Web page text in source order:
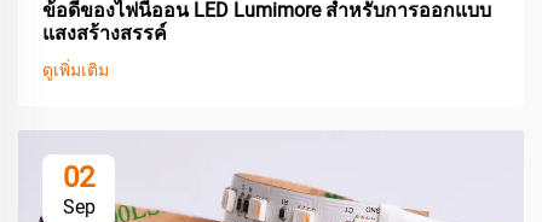
ข้อดีของไฟนีออน LED Lumimore สำหรับการออกแบบ
แสงสร้างสรรค์
ดูเพิ่มเติม
02
Sep